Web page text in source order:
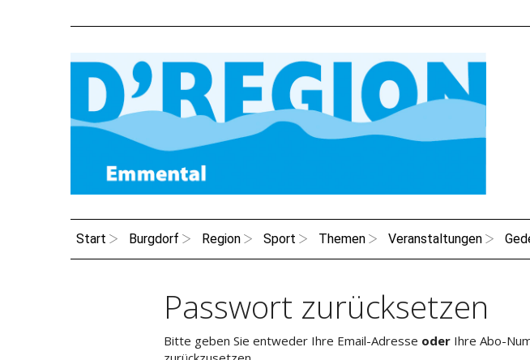
Start Burgdorf Region Sport Themen Veranstaltungen